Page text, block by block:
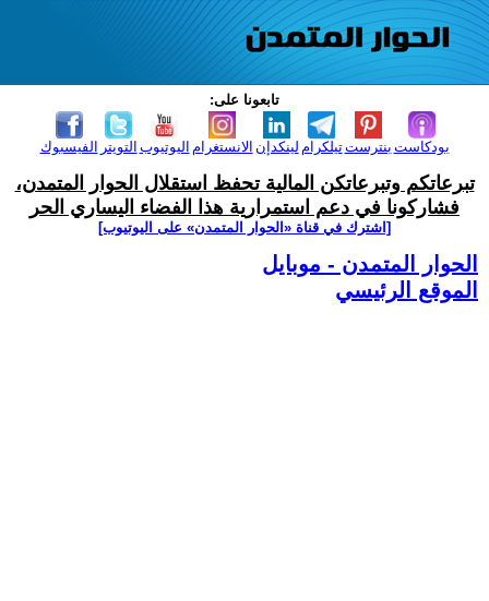
تابعونا على:
الفيسبوك التويتر اليوتيوب الانستغرام لينكدإن تيلكرامبنترست بودكاست
تبرعاتكم وتبرعاتكن المالية تحفظ استقلال الحوار المتمدن،
فشاركونا في دعم استمرارية هذا الفضاء اليساري الحر
[اشترك في قناة ‫«الحوار المتمدن» على اليوتيوب]
الحوار المتمدن - موبايل
الموقع الرئيسي